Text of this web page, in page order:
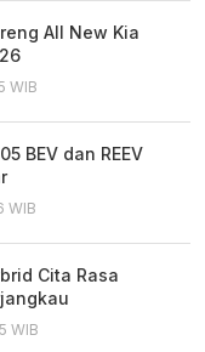
All New Kia
WIB
BEV dan REEV
WIB
Cita Rasa
WIB